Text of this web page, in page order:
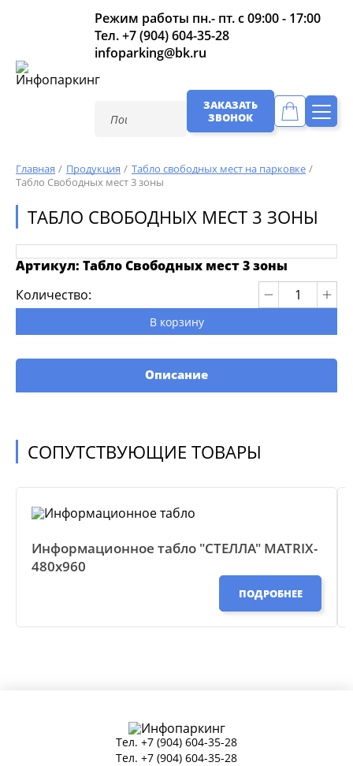
Режим работы пн.- пт. с 09:00 - 17:00
Тел.+7 (904) 604-35-28
infoparking@bk.ru
ЗАКАЗАТЬ
ЗВОНОК
Главная Продукция
Табло свободных мест на парковке
Табло Свободных мест 3 зоны
ТАБЛО СВОБОДНЫХ МЕСТ 3 ЗОНЫ
Артикул: Табло Свободных мест 3 зоны
Количество:
В корзину
Описание
СОПУТСТВУЮЩИЕ ТОВАРЫ
Информационное табло "СТЕЛЛА" MATRIX-
480х960
ПОДРОБНЕЕ
Тел. +7 (904) 604-35-28
Тел. +7 (904) 604-35-28